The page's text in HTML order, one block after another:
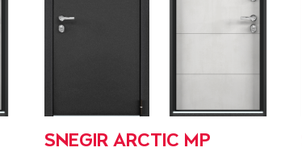
SNEGIR ARCTIC MP